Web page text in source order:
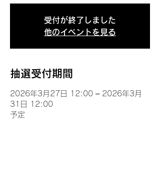
受付が終了しました
他のイベントを見る
抽選受付期間
2026年3月27日 12:00 – 2026年3月
31日 12:00
予定